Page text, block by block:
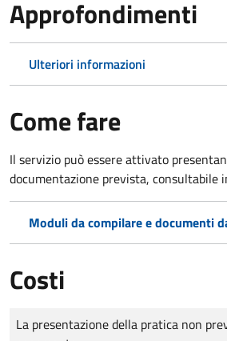
Approfondimenti
Ulteriori informazioni
Come fare
Il servizio può essere attivato
documentazione prevista, consultabile
Moduli da compilare e documenti
Costi
Tipo di pagamento
Importo
La presentazione della pratica non